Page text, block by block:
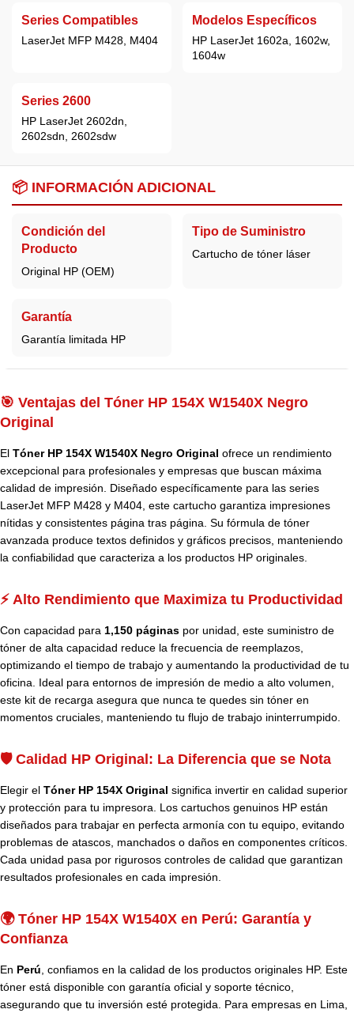
Series Compatibles
LaserJet MFP M428, M404
Modelos Específicos
HP LaserJet 1602a, 1602w,
1604w
Series 2600
HP LaserJet 2602dn,
2602sdn, 2602sdw
📦 INFORMACIÓN ADICIONAL
Condición del
Producto
Original HP (OEM)
Tipo de Suministro
Cartucho de tóner láser
Garantía
Garantía limitada HP
🎯 Ventajas del Tóner HP 154X W1540X Negro
Original
El Tóner HP 154X W1540X Negro Original ofrece un rendimiento
excepcional para profesionales y empresas que buscan máxima
calidad de impresión. Diseñado específicamente para las series
LaserJet MFP M428 y M404, este cartucho garantiza impresiones
nítidas y consistentes página tras página. Su fórmula de tóner
avanzada produce textos definidos y gráficos precisos, manteniendo
la confiabilidad que caracteriza a los productos HP originales.
⚡ Alto Rendimiento que Maximiza tu Productividad
Con capacidad para 1,150 páginas por unidad, este suministro de
tóner de alta capacidad reduce la frecuencia de reemplazos,
optimizando el tiempo de trabajo y aumentando la productividad de tu
oficina. Ideal para entornos de impresión de medio a alto volumen,
este kit de recarga asegura que nunca te quedes sin tóner en
momentos cruciales, manteniendo tu flujo de trabajo ininterrumpido.
🛡️ Calidad HP Original: La Diferencia que se Nota
Elegir el Tóner HP 154X Original significa invertir en calidad superior
y protección para tu impresora. Los cartuchos genuinos HP están
diseñados para trabajar en perfecta armonía con tu equipo, evitando
problemas de atascos, manchados o daños en componentes críticos.
Cada unidad pasa por rigurosos controles de calidad que garantizan
resultados profesionales en cada impresión.
🌍 Tóner HP 154X W1540X en Perú: Garantía y
Confianza
En Perú , confiamos en la calidad de los productos originales HP. Este
tóner está disponible con garantía oficial y soporte técnico,
asegurando que tu inversión esté protegida. Para empresas en Lima,